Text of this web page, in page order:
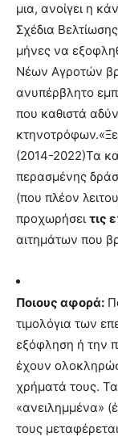
μια, ανοίγει η
Σχέδια
μήνες να
Νέων Αγροτών
ανυπέρβλητο
που καθιστά
(2014-2022)Τα
περασμένης
(που πλέον
προχωρήσει τις
αιτημάτων που
Ποιους αφορά:
τιμολόγια των
εξόφληση ή την
έχουν
χρήματά τους.
«ανειλημμένα»
τους